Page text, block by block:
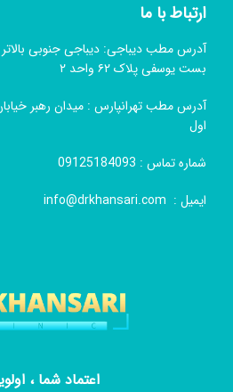
ارتباط با ما
آدرس مطب دیباجی: دیباجی جنوبی
بست یوسفی پلاک ۶۲ واحد ۲
اول
شماره تماس :
ایمیل : info@drkhansari.com
اعتماد شما ،